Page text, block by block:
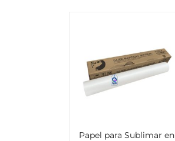
Papel para Sublimar en